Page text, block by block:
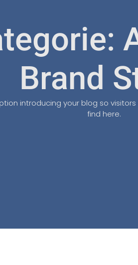
Brand
introducing your blog so
find here.